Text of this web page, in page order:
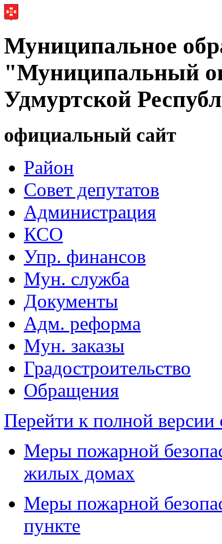
Муниципальное
"Муниципальный
Удмуртской
официальный сайт
Район
Совет депутатов
Администрация
КСО
Упр. финансов
Мун. служба
Документы
Адм. реформа
Мун. заказы
Градостроительство
Обращения
Перейти к полной версии
Меры пожарной
жилых домах
Меры пожарной
пункте